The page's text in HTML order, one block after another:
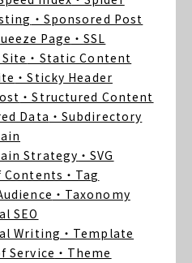
・Sponsored Post
Page ・SSL
・Static Content
・Sticky Header
・Structured Content
Data ・Subdirectory
Strategy ・SVG
Contents ・Tag
・Taxonomy
SEO
Writing ・Template
Service ・Theme